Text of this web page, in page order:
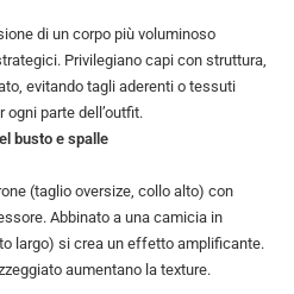
di un corpo più voluminoso
Privilegiano capi con struttura,
evitando tagli aderenti o tessuti
ogni parte dell’outfit.
busto e spalle
(taglio oversize, collo alto) con
Abbinato a una camicia in
largo) si crea un effetto amplificante.
aumentano la texture.